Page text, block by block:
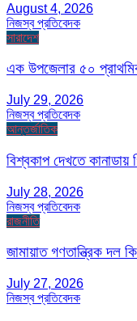
August 4, 2026
নিজস্ব প্রতিবেদক
সারাদেশ
এক উপজেলার ৫০
July 29, 2026
নিজস্ব প্রতিবেদক
আন্তর্জাতিক
বিশ্বকাপ দেখতে কানাডায়
July 28, 2026
নিজস্ব প্রতিবেদক
রাজনীতি
জামায়াত গণতান্ত্রিক দল
July 27, 2026
নিজস্ব প্রতিবেদক